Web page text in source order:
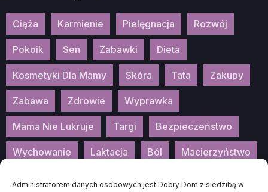
Administratorem danych osobowych jest Dobry Dom z siedzibą w
Ciąża Karmienie Pielęgnacja Rozwój
Pokoik Sen Zabawki Dieta
Kosmetyki Dla Mamy Skóra Tata Zakupy
Zabawa Zdrowie Wyprawka
Mama Nie Lukruje Targi Bezpieczeństwo
Wychowanie Laktacja Ból Macierzyństwo